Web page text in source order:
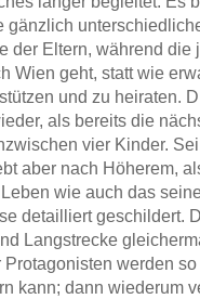
gänzlich
der Eltern, während
Wien geht, statt wie
und zu heiraten.
als bereits die
vier Kinder.
aber nach Höherem,
wie auch das
detailliert geschildert.
Langstrecke
werden
kann; dann wiederum